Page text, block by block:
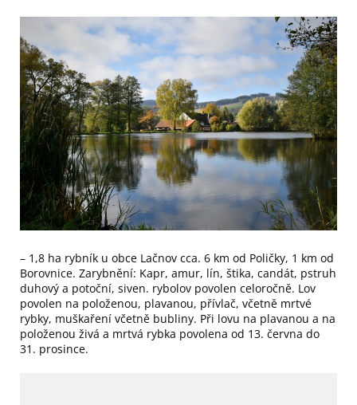
– 1,8 ha rybník u obce Lačnov cca. 6 km od Poličky, 1 km od
Borovnice. Zarybnění: Kapr, amur, lín, štika, candát, pstruh
duhový a potoční, siven. rybolov povolen celoročně. Lov
povolen na položenou, plavanou, přívlač, včetně mrtvé
rybky, muškaření včetně bubliny. Při lovu na plavanou a na
položenou živá a mrtvá rybka povolena od 13. června do
31. prosince.